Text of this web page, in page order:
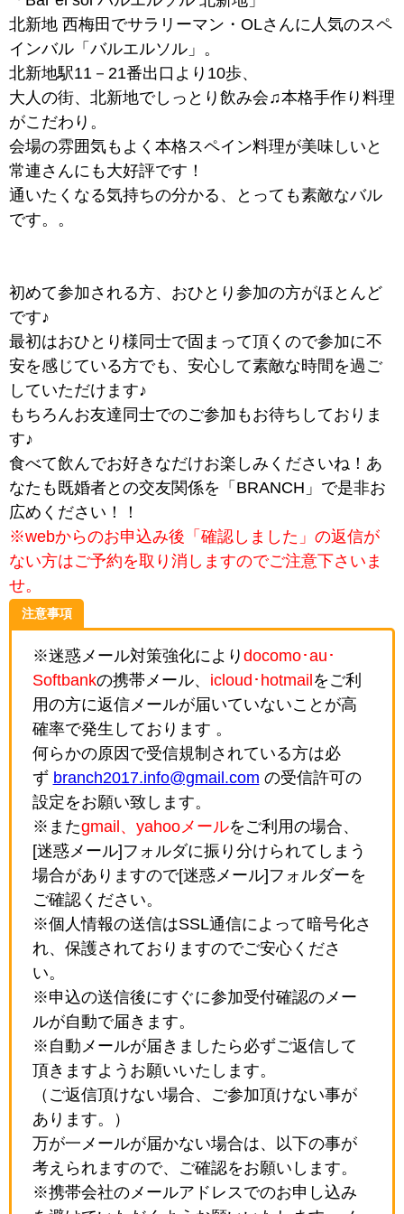
北新地 西梅田でサラリーマン・OLさんに人気のスペ
インバル「バルエルソル」。
北新地駅11－21番出口より10歩、
大人の街、北新地でしっとり飲み会♫本格手作り料理
がこだわり。
会場の雰囲気もよく本格スペイン料理が美味しいと
常連さんにも大好評です！
通いたくなる気持ちの分かる、とっても素敵なバル
です。。
初めて参加される方、おひとり参加の方がほとんど
です♪
最初はおひとり様同士で固まって頂くので参加に不
安を感じている方でも、安心して素敵な時間を過ご
していただけます♪
もちろんお友達同士でのご参加もお待ちしておりま
す♪
食べて飲んでお好きなだけお楽しみくださいね！あ
なたも既婚者との交友関係を「BRANCH」で是非お
広めください！！
※webからのお申込み後「確認しました」の返信が
ない方はご予約を取り消しますのでご注意下さいま
せ。
注意事項
※迷惑メール対策強化により docomo･au･
Softbankの携帯メール、 icloud･hotmail をご利
用の方に返信メールが届いていないことが高
確率で発生しております 。
何らかの原因で受信規制されている方は必
ず branch2017.info@gmail.com の受信許可の
設定をお願い致します。
※またgmail、yahooメールをご利用の場合、
[迷惑メール]フォルダに振り分けられてしまう
場合がありますので[迷惑メール]フォルダーを
ご確認ください。
※個人情報の送信はSSL通信によって暗号化さ
れ、保護されておりますのでご安心くださ
い。
※申込の送信後にすぐに参加受付確認のメー
ルが自動で届きます。
※自動メールが届きましたら必ずご返信して
頂きますようお願いいたします。
（ご返信頂けない場合、ご参加頂けない事が
あります。）
万が一メールが届かない場合は、以下の事が
考えられますので、ご確認をお願いします。
※携帯会社のメールアドレスでのお申し込み